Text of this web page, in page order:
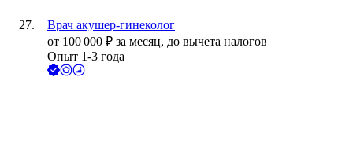
Врач акушер-гинеколог
от 100 000 ₽ за месяц, до вычета налогов
Опыт 1-3 года